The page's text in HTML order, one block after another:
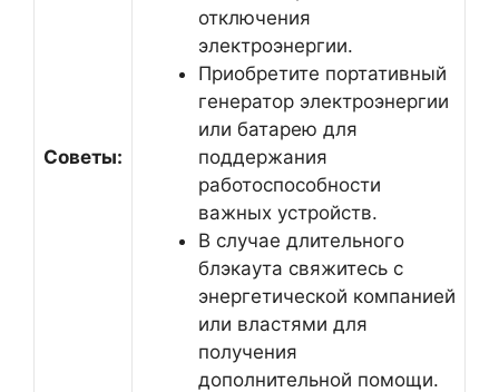
Советы:
отключения
электроэнергии.
Приобретите портативный
генератор электроэнергии
или батарею для
поддержания
работоспособности
важных устройств.
В случае длительного
блэкаута свяжитесь с
энергетической компанией
или властями для
получения
дополнительной помощи.